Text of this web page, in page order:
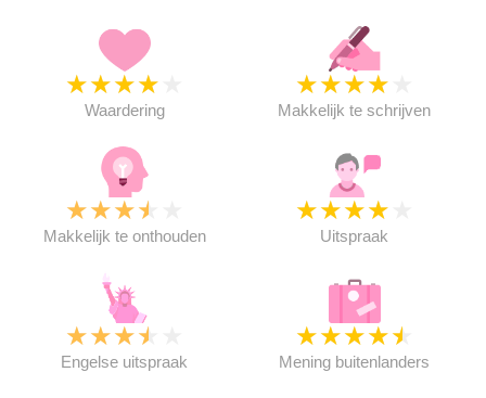
★★★★
Waardering
★★★★
Makkelijk te schrijven
★★★★
Makkelijk te onthouden
★★★★
Uitspraak
★★★★
Engelse uitspraak
★★★★★
Mening buitenlanders